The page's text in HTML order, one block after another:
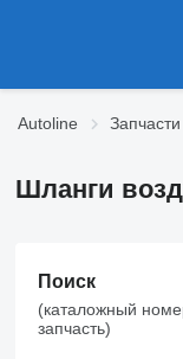
Autoline Запчасти
Шланги
Поиск
(каталожный
запчасть)